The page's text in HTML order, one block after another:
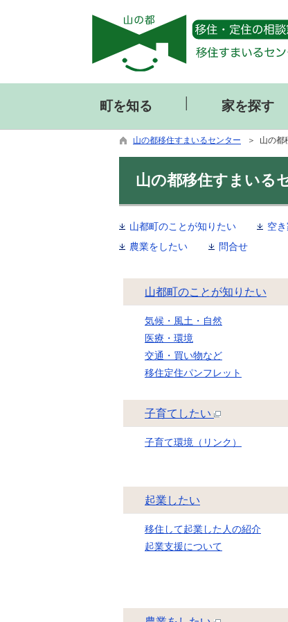
町を知る 家を探す
山の都移住すまいるセンター ＞ 山の都
山の都移住すまいる
山都町のことが知りたい 空
農業をしたい
問合せ
山都町のことが知りたい
気候・風土・自然
医療・環境
交通・買い物など
移住定住パンフレット
子育てしたい
子育て環境（リンク）
起業したい
移住して起業した人の紹介
起業支援について